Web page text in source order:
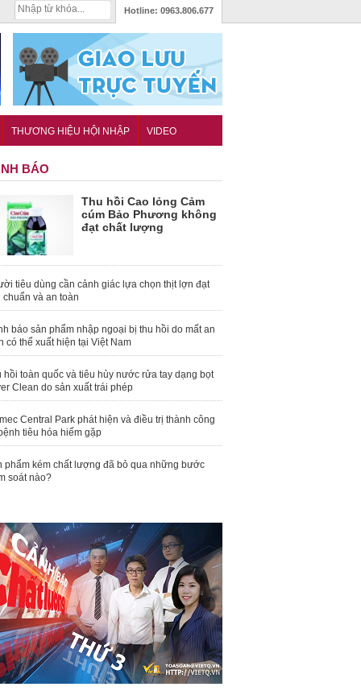
Hotline: 0963.806.677
THƯƠNG HIỆU HỘI NHẬP VIDEO
BÁO
Thu hồi Cao lỏng Cảm
cúm Bảo Phương không
đạt chất lượng
tiêu dùng cần cảnh giác lựa chọn thịt lợn đạt
chuẩn và an toàn
báo sản phẩm nhập ngoại bị thu hồi do mất an
có thể xuất hiện tại Việt Nam
hồi toàn quốc và tiêu hủy nước rửa tay dạng bọt
Clean do sản xuất trái phép
Central Park phát hiện và điều trị thành công
tiêu hóa hiếm gặp
phẩm kém chất lượng đã bỏ qua những bước
soát nào?